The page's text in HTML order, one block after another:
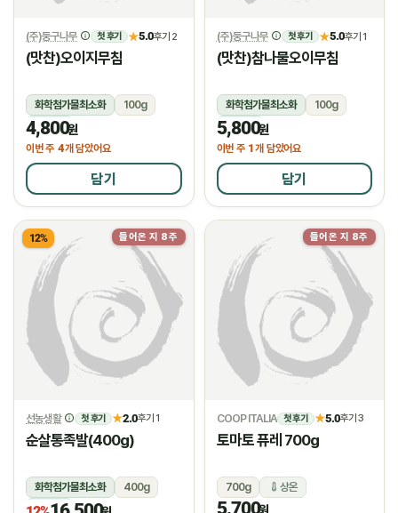
(주)둥구나무 첫 후기 ★5.0후기 2
(맛찬)오이지무침
화학첨가물최소화
100g
냉장
4,800원
이번 주 4개 담았어요
담기
(주)둥구나무 첫 후기 ★5.0후기 1
(맛찬)참나물오이무침
화학첨가물최소화
100g
냉장
5,800원
이번 주 1개 담았어요
담기
들어온 지 8주
12%
선농생활 첫 후기 ★2.0후기 1
순살통족발(400g)
화학첨가물최소화
400g
냉장
들어온 지 8주
COOP ITALIA 첫 후기 ★5.0후기 3
토마토 퓨레 700g
700g 상온
5,700원